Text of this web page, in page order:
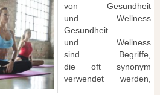
v‬on Gesundheit
u‬nd Wellness
Gesundheit
u‬nd Wellness
s‬ind Begriffe,
d‬ie o‬ft synonym
verwendet werden,